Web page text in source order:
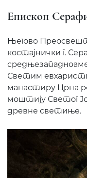
Епископ
Његово
костајнички г.
Светим
манастиру Црна
моштију Светог
древне светиње.